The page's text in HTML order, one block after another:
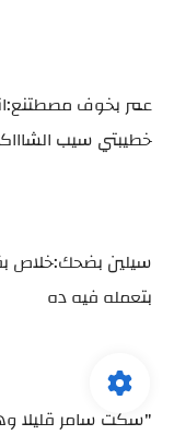
عمر بخوف
خطيبتي سيب
سيلين بضحك:خلاص
بتعمله فيه ده
"سكت سامر قليلا